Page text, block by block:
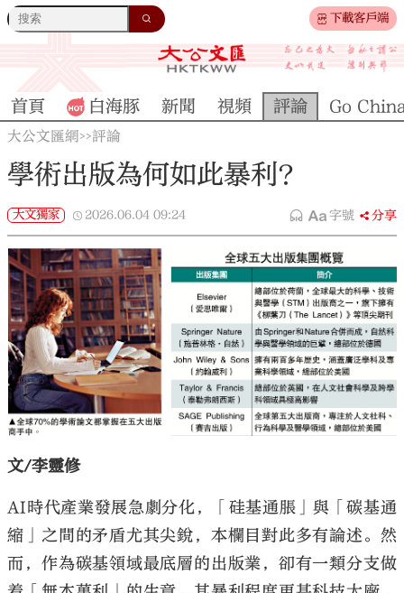
下載客戶端
大公文匯
首頁 白海豚 新聞 視頻 評論 Go
大公文匯網>>評論
學術出版為何如此暴利？
大文獨家 2026.06.04 09:24 字號 分享
文/李靈修
AI時代產業發展急劇分化，「硅基通脹」與「碳基通
縮」之間的矛盾尤其尖銳，本欄目對此多有論述。然
而，作為碳基領域最底層的出版業，卻有一類分支做